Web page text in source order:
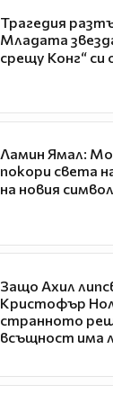
Трагедия
Младата
срещу Конг“
Ламин Ямал:
покори света
на новия
Защо Ахил
Кристофър
странното
всъщност има